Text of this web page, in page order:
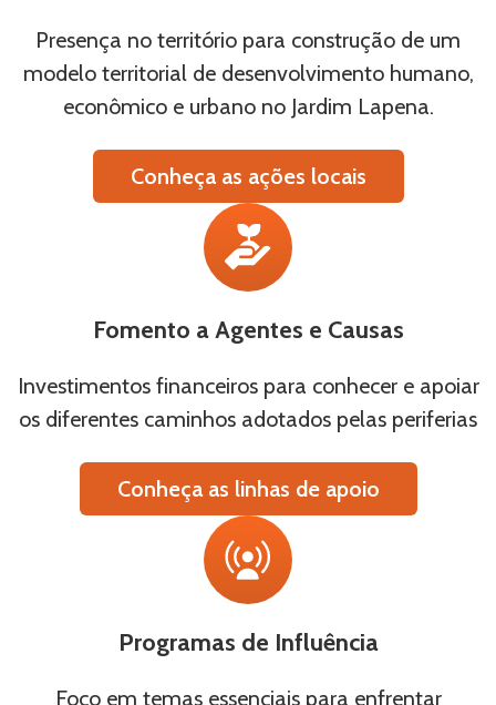
Presença no território para construção de um
modelo territorial de desenvolvimento humano,
econômico e urbano no Jardim Lapena.
Conheça as ações locais
Fomento a Agentes e Causas
Investimentos financeiros para conhecer e apoiar
os diferentes caminhos adotados pelas periferias
Conheça as linhas de apoio
Programas de Influência
Foco em temas essenciais para enfrentar